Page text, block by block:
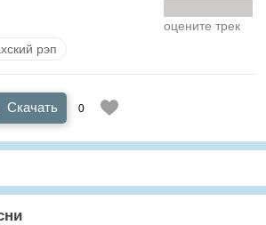
оцените трек
рэп
Скачать 0